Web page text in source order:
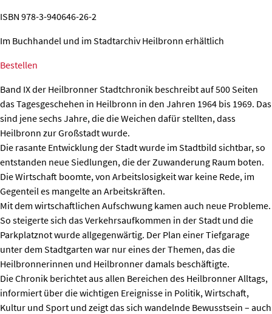
ISBN 978-3-940646-26-2
Im Buchhandel und im Stadtarchiv Heilbronn erhältlich
Bestellen
Band IX der Heilbronner Stadtchronik beschreibt auf 500 Seiten
das Tagesgeschehen in Heilbronn in den Jahren 1964 bis 1969. Das
sind jene sechs Jahre, die die Weichen dafür stellten, dass
Heilbronn zur Großstadt wurde.
Die rasante Entwicklung der Stadt wurde im Stadtbild sichtbar, so
entstanden neue Siedlungen, die der Zuwanderung Raum boten.
Die Wirtschaft boomte, von Arbeitslosigkeit war keine Rede, im
Gegenteil es mangelte an Arbeitskräften.
Mit dem wirtschaftlichen Aufschwung kamen auch neue Probleme.
So steigerte sich das Verkehrsaufkommen in der Stadt und die
Parkplatznot wurde allgegenwärtig. Der Plan einer Tiefgarage
unter dem Stadtgarten war nur eines der Themen, das die
Heilbronnerinnen und Heilbronner damals beschäftigte.
Die Chronik berichtet aus allen Bereichen des Heilbronner Alltags,
informiert über die wichtigen Ereignisse in Politik, Wirtschaft,
Kultur und Sport und zeigt das sich wandelnde Bewusstsein – auch